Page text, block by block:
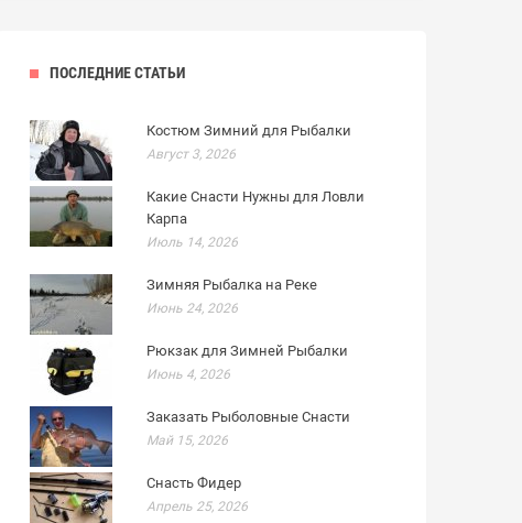
ПОСЛЕДНИЕ СТАТЬИ
Костюм Зимний для Рыбалки
Август 3, 2026
Какие Снасти Нужны для Ловли
Карпа
Июль 14, 2026
Зимняя Рыбалка на Реке
Июнь 24, 2026
Рюкзак для Зимней Рыбалки
Июнь 4, 2026
Заказать Рыболовные Снасти
Май 15, 2026
Снасть Фидер
Апрель 25, 2026